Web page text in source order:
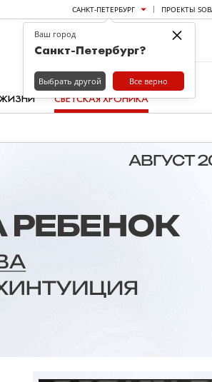
САНКТ-ПЕТЕРБУРГ ПРОЕКТЫ
СВЕТСКАЯ ХРОНИКА
×
Ваш город
Санкт-Петербург?
Выбрать другой Все верно